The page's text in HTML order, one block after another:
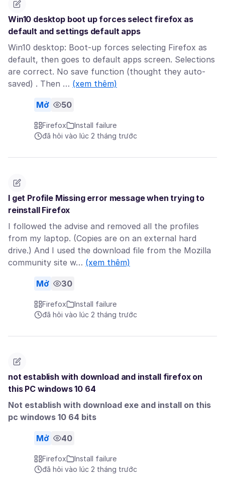
Win10 desktop boot up forces select firefox as
default and settings default apps
Win10 desktop: Boot-up forces selecting Firefox as
default, then goes to default apps screen. Selections
are correct. No save function (thought they auto-
saved) . Then … (xem thêm)
Mở 50
Firefox
Install failure
đã hỏi vào lúc 2 tháng trước
I get Profile Missing error message when trying to
reinstall Firefox
I followed the advise and removed all the profiles
from my laptop. (Copies are on an external hard
drive.) And I used the download file from the Mozilla
community site w… (xem thêm)
Mở 30
Firefox
Install failure
đã hỏi vào lúc 2 tháng trước
not establish with download and install firefox on
this PC windows 10 64
Not establish with download exe and install on this
pc windows 10 64 bits
Mở 40
Firefox
Install failure
đã hỏi vào lúc 2 tháng trước